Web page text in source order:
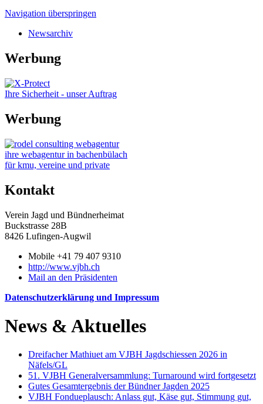
Navigation überspringen
Newsarchiv
Werbung
Ihre Sicherheit - unser Auftrag
Werbung
ihre webagentur in bachenbülach
für kmu, vereine und private
Kontakt
Verein Jagd und Bündnerheimat
Buckstrasse 28B
8426 Lufingen-Augwil
Mobile +41 79 407 9310
http://www.vjbh.ch
Mail an den Präsidenten
Datenschutzerklärung und Impressum
News & Aktuelles
Dreifacher Mathiuet am VJBH Jagdschiessen 2026 in
Näfels/GL
51. VJBH Generalversammlung: Turnaround wird fortgesetzt
Gutes Gesamtergebnis der Bündner Jagden 2025
VJBH Fondueplausch: Anlass gut, Käse gut, Stimmung gut,